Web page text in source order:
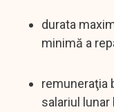
durata
minimă a
remuneraţia
salariul